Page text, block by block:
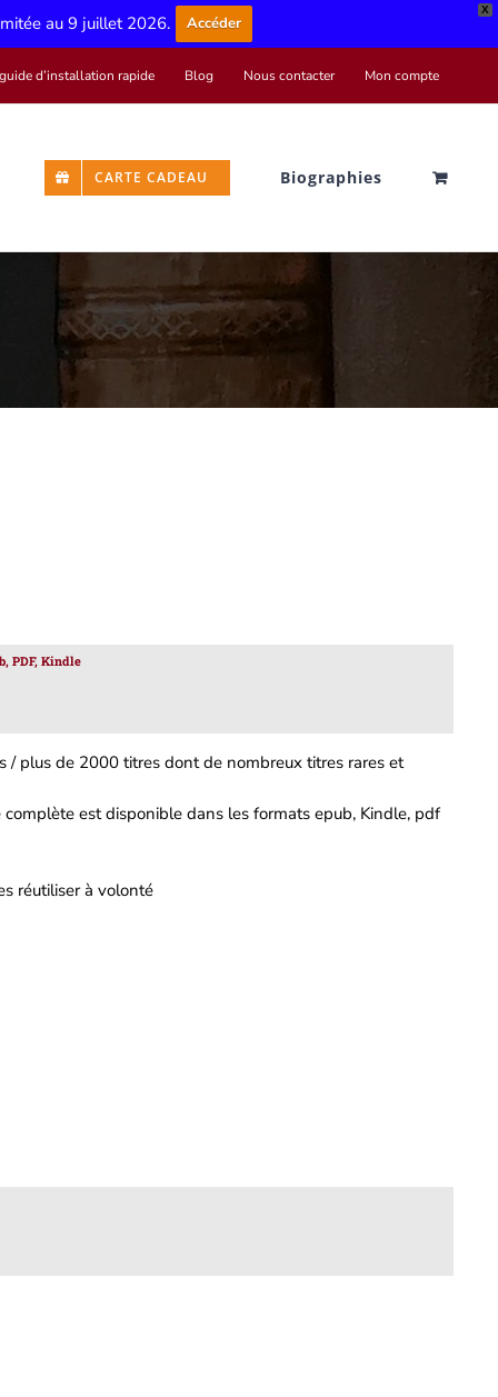
X
au 9 juillet 2026. Accéder
d’installation rapide Blog Nous contacter Mon compte
CARTE CADEAU Biographies
PDF, Kindle
/ plus de 2000 titres dont de nombreux titres rares et
est disponible dans les formats epub, Kindle, pdf
réutiliser à volonté